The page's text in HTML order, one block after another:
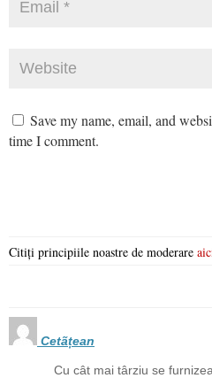
Save my name, email, and
time I comment.
Citiți principiile noastre de moderare
Cetãțean
Cu cât mai târziu se